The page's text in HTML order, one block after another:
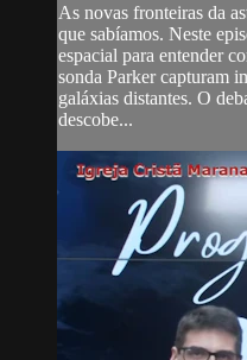
As novas fronteiras da
que sabíamos. Neste
espacial para entender
sonda Parker capturam
galáxias distantes. O
descobe...